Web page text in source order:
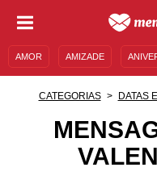
AMOR AMIZADE
MENSAGENS E FRASES
CATEGORIAS DATAS